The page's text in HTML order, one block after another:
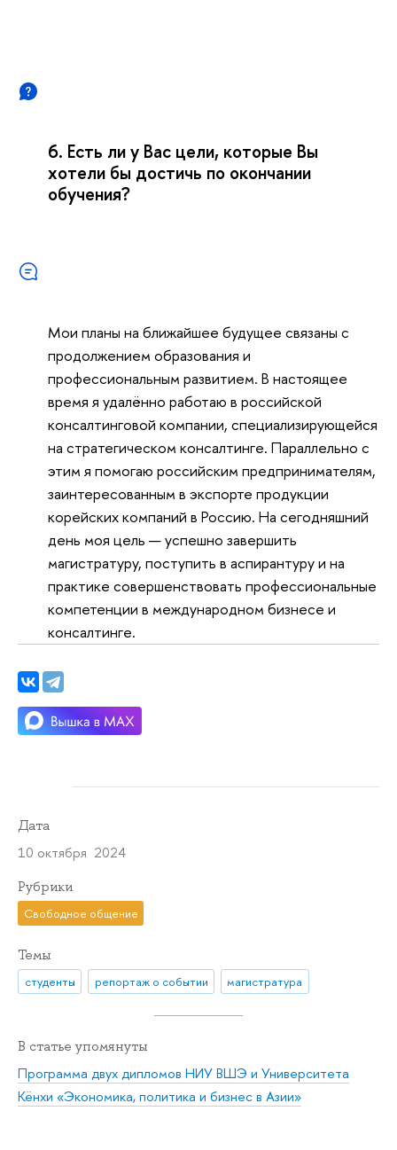
6. Есть ли у Вас цели, которые Вы
хотели бы достичь по окончании
обучения?
Мои планы на ближайшее будущее связаны с
продолжением образования и
профессиональным развитием. В настоящее
время я удалённо работаю в российской
консалтинговой компании, специализирующейся
на стратегическом консалтинге. Параллельно с
этим я помогаю российским предпринимателям,
заинтересованным в экспорте продукции
корейских компаний в Россию. На сегодняшний
день моя цель — успешно завершить
магистратуру, поступить в аспирантуру и на
практике совершенствовать профессиональные
компетенции в международном бизнесе и
консалтинге.
Дата
10 октября 2024
Рубрики
Свободное общение
Темы
студенты репортаж о событии магистратура
В статье упомянуты
Программа двух дипломов НИУ ВШЭ и Университета
Кёнхи «Экономика, политика и бизнес в Азии»